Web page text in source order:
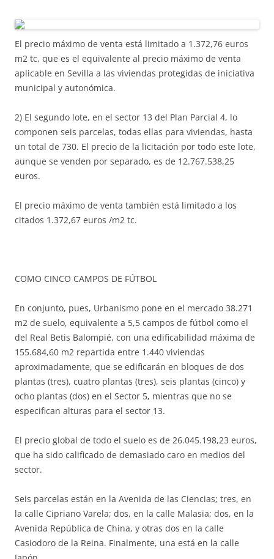
El precio máximo de venta está limitado a 1.372,76 euros
m2 tc, que es el equivalente al precio máximo de venta
aplicable en Sevilla a las viviendas protegidas de iniciativa
municipal y autonómica.
2) El segundo lote, en el sector 13 del Plan Parcial 4, lo
componen seis parcelas, todas ellas para viviendas, hasta
un total de 730. El precio de la licitación por todo este lote,
aunque se venden por separado, es de 12.767.538,25
euros.
El precio máximo de venta también está limitado a los
citados 1.372,67 euros /m2 tc.
COMO CINCO CAMPOS DE FÚTBOL
En conjunto, pues, Urbanismo pone en el mercado 38.271
m2 de suelo, equivalente a 5,5 campos de fútbol como el
del Real Betis Balompié, con una edificabilidad máxima de
155.684,60 m2 repartida entre 1.440 viviendas
aproximadamente, que se edificarán en bloques de dos
plantas (tres), cuatro plantas (tres), seis plantas (cinco) y
ocho plantas (dos) en el Sector 5, mientras que no se
especifican alturas para el sector 13.
El precio global de todo el suelo es de 26.045.198,23 euros,
que ha sido calificado de demasiado caro en medios del
sector.
Seis parcelas están en la Avenida de las Ciencias; tres, en
la calle Cipriano Varela; dos, en la calle Malasia; dos, en la
Avenida República de China, y otras dos en la calle
Casiodoro de la Reina. Finalmente, una está en la calle